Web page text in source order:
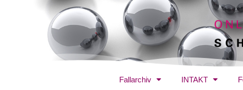
Fallarchiv INTAKT